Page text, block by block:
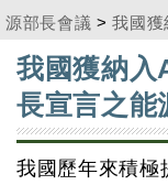
源部長會議 >我國獲
:::
我國獲納入
長宣言之能
我國歷年來積極